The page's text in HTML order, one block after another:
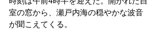
室の窓から、瀬戸内海の穏やかな波音
が聞こえてくる。